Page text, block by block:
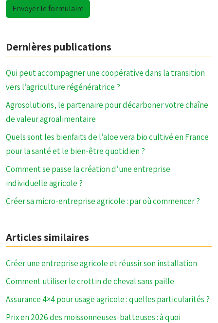
Dernières publications
Qui peut accompagner une coopérative dans la transition
vers l’agriculture régénératrice ?
Agrosolutions, le partenaire pour décarboner votre chaîne
de valeur agroalimentaire
Quels sont les bienfaits de l’aloe vera bio cultivé en France
pour la santé et le bien-être quotidien ?
Comment se passe la création d’une entreprise
individuelle agricole ?
Créer sa micro-entreprise agricole : par où commencer ?
Articles similaires
Créer une entreprise agricole et réussir son installation
Comment utiliser le crottin de cheval sans paille
Assurance 4×4 pour usage agricole : quelles particularités ?
Prix en 2026 des moissonneuses-batteuses : à quoi